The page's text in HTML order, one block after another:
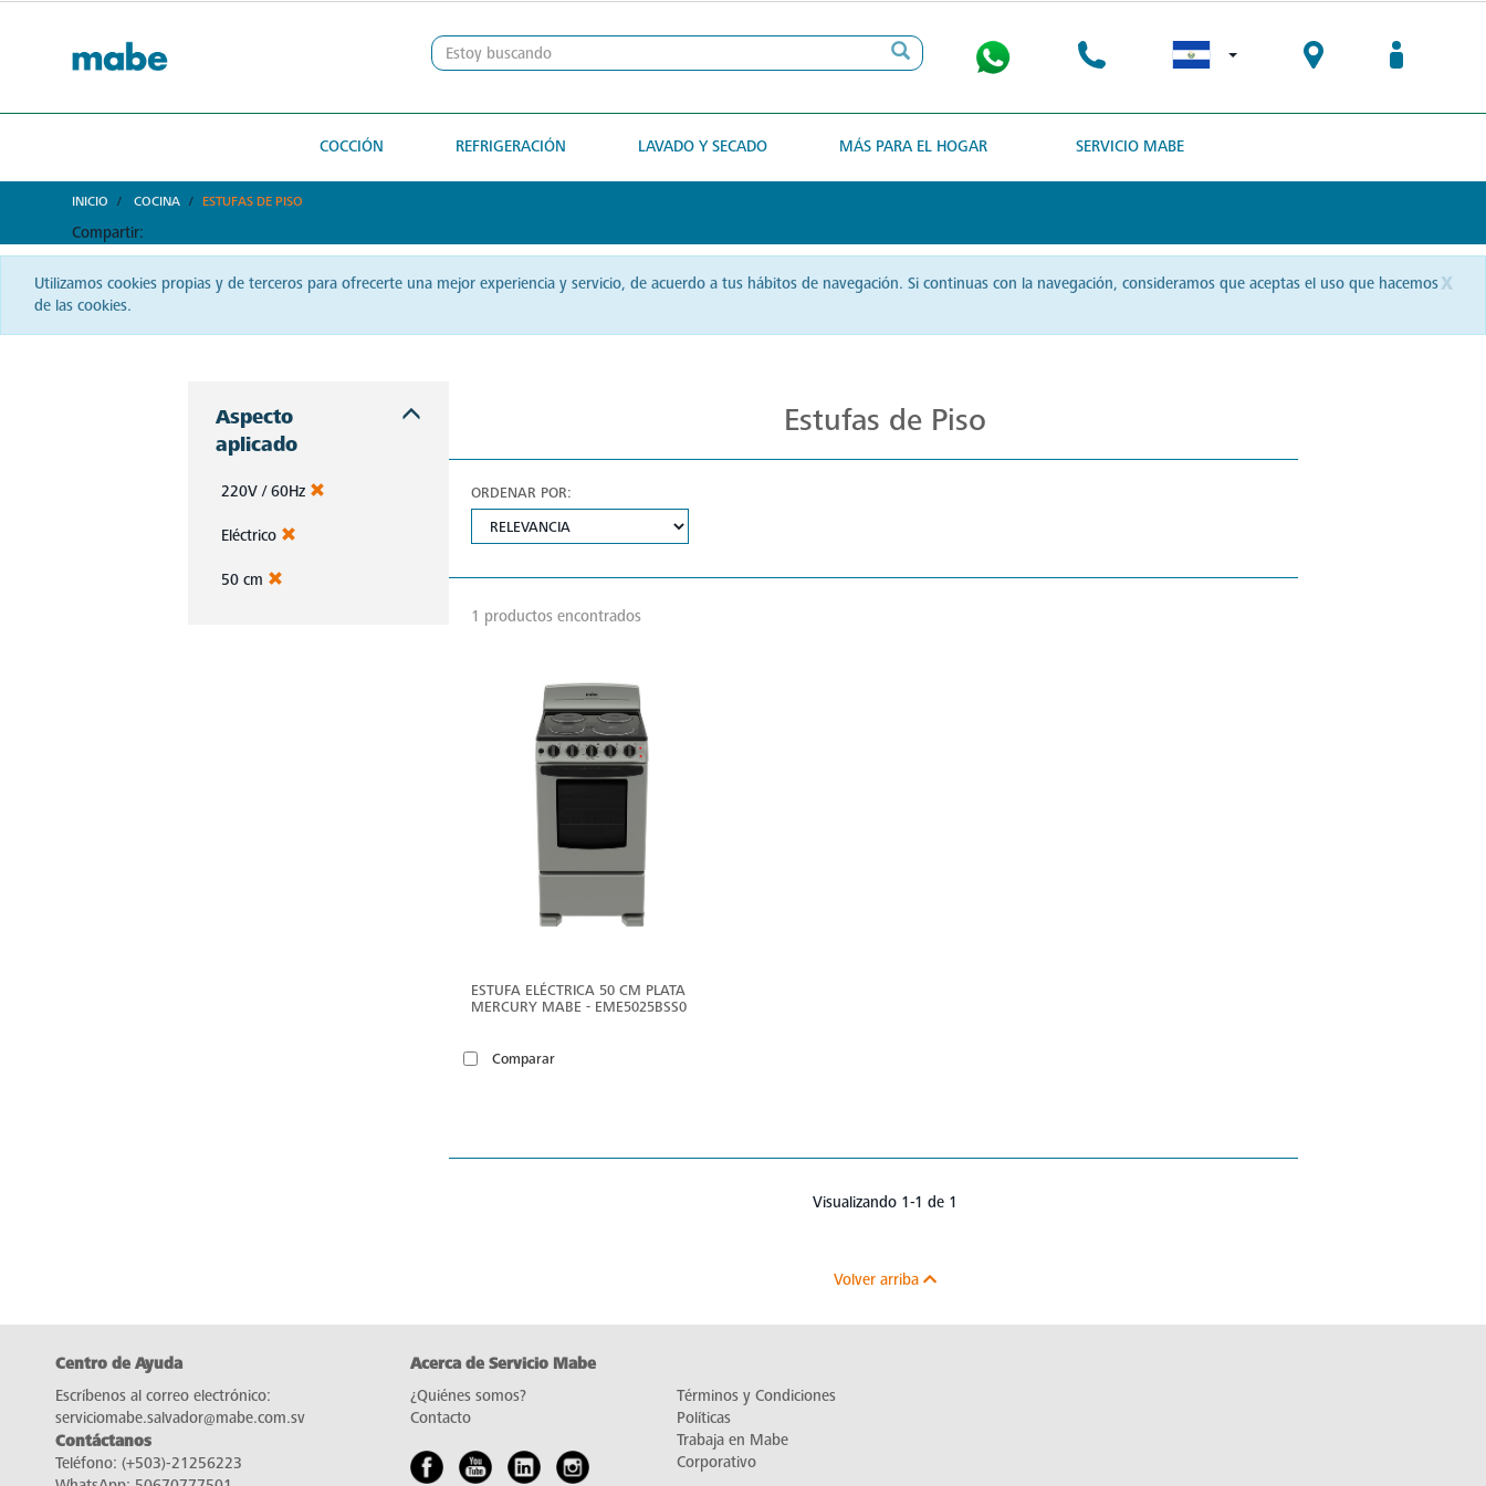
COCCIÓN REFRIGERACIÓN LAVADO Y SECADO MÁS PARA EL HOGAR SERVICIO MABE
INICIO COCINA ESTUFAS DE PISO
Compartir:
x
Utilizamos cookies propias y de terceros para ofrecerte una mejor experiencia y servicio, de acuerdo a tus hábitos de navegación. Si continuas con la navegación, consideramos que aceptas el uso que hacemos
de las cookies.
Aspecto
aplicado
220V / 60Hz
Eléctrico
50 cm
Estufas de Piso
ORDENAR POR:
1 productos encontrados
ESTUFA ELÉCTRICA 50 CM PLATA
MERCURY MABE - EME5025BSS0
Comparar
Visualizando 1-1 de 1
Volver arriba
Centro de Ayuda
Escríbenos al correo electrónico:
serviciomabe.salvador@mabe.com.sv
Contáctanos
Teléfono: (+503)-21256223
Acerca de Servicio Mabe
¿Quiénes somos?
Contacto
Términos y Condiciones
Políticas
Trabaja en Mabe
Corporativo